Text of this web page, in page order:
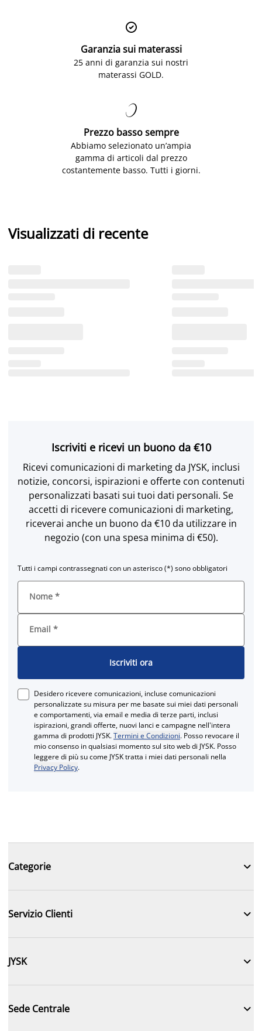

Garanzia sui materassi
25 anni di garanzia sui nostri
materassi GOLD.

Prezzo basso sempre
Abbiamo selezionato un’ampia
gamma di articoli dal prezzo
costantemente basso. Tutti i giorni.
Visualizzati di recente
Iscriviti e ricevi un buono da €10
Ricevi comunicazioni di marketing da JYSK, inclusi
notizie, concorsi, ispirazioni e offerte con contenuti
personalizzati basati sui tuoi dati personali. Se
accetti di ricevere comunicazioni di marketing,
riceverai anche un buono da €10 da utilizzare in
negozio (con una spesa minima di €50).
Tutti i campi contrassegnati con un asterisco (*) sono obbligatori
Nome *
Email *
Iscriviti ora
Desidero ricevere comunicazioni, incluse comunicazioni
personalizzate su misura per me basate sui miei dati personali
e comportamenti, via email e media di terze parti, inclusi
ispirazioni, grandi offerte, nuovi lanci e campagne nell'intera
gamma di prodotti JYSK.Termini e Condizioni. Posso revocare il
mio consenso in qualsiasi momento sul sito web di JYSK. Posso
leggere di più su come JYSK tratta i miei dati personali nella
Privacy Policy.
Categorie 
Servizio Clienti 
JYSK 
Sede Centrale 